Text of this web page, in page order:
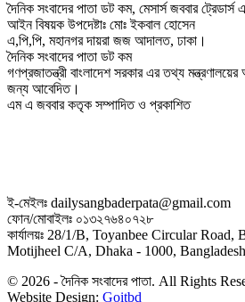
দৈনিক সংবাদের পাতা ডট কম, মেসার্স জববার ট্রেডার্স
আইন বিষয়ক উপদেষ্টাঃ মোঃ ইকবাল হোসেন
এ,পি,পি, মহানগর দায়রা জজ আদালত, ঢাকা।
দৈনিক সংবাদের পাতা ডট কম
গণপ্রজাতন্ত্রী বাংলাদেশ সরকার এর তথ্য মন্ত্রণালয়ের
জন্য আবেদিত।
এম এ জববার কতৃক সম্পাদিত ও প্রকাশিত
ই-মেইলঃ dailysangbaderpata@gmail.com
ফোন/মোবাইলঃ ০১৩২৭৬৪০৭২৮
কার্যালয়ঃ 28/1/B, Toyanbee Circular
Motijheel C/A, Dhaka - 1000, Bangladesh
© 2026 - দৈনিক সংবাদের পাতা. All Rights
Website Design: Goitbd